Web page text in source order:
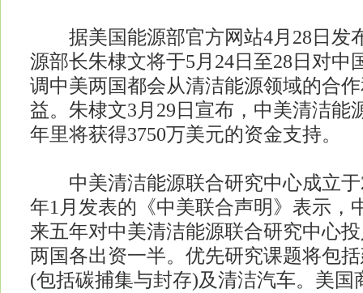
据美国能源部官方网站4月28日发
源部长朱棣文将于5月24日至28日对中
调中美两国都会从清洁能源领域的合
益。朱棣文3月29日宣布，中美清洁能
年里将获得3750万美元的资金支持。
中美清洁能源联合研究中心成立于
年1月发表的《中美联合声明》表示，
来五年对中美清洁能源联合研究中心
两国各出资一半。优先研究课题将包
(包括碳捕集与封存)及清洁汽车。美国